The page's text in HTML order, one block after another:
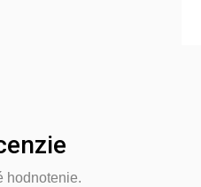
hodnotenie.